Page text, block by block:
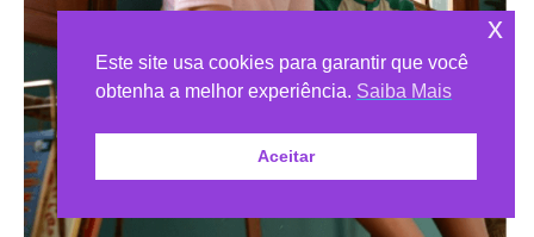
Este site usa cookies para garantir que você
obtenha a melhor experiência. Saiba Mais
Aceitar
x